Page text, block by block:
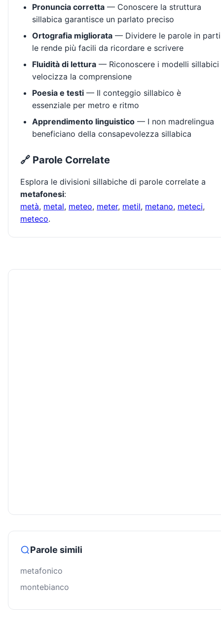
Pronuncia corretta — Conoscere la struttura
sillabica garantisce un parlato preciso
Ortografia migliorata — Dividere le parole in parti
le rende più facili da ricordare e scrivere
Fluidità di lettura — Riconoscere i modelli sillabici
velocizza la comprensione
Poesia e testi — Il conteggio sillabico è
essenziale per metro e ritmo
Apprendimento linguistico — I non madrelingua
beneficiano della consapevolezza sillabica
🔗 Parole Correlate
Esplora le divisioni sillabiche di parole correlate a
metafonesi:
metà, metal, meteo, meter, metil, metano, meteci,
meteco.
Parole simili
metafonico
montebianco